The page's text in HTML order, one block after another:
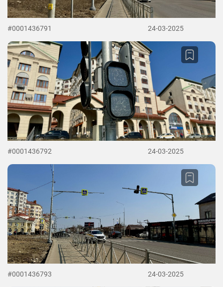
#0001436791 24-03-2025
#0001436792 24-03-2025
#0001436793 24-03-2025